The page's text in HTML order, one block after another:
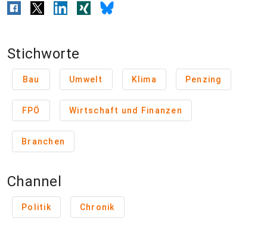
Stichworte
Bau Umwelt Klima Penzing
FPÖ Wirtschaft und Finanzen
Branchen
Channel
Politik Chronik